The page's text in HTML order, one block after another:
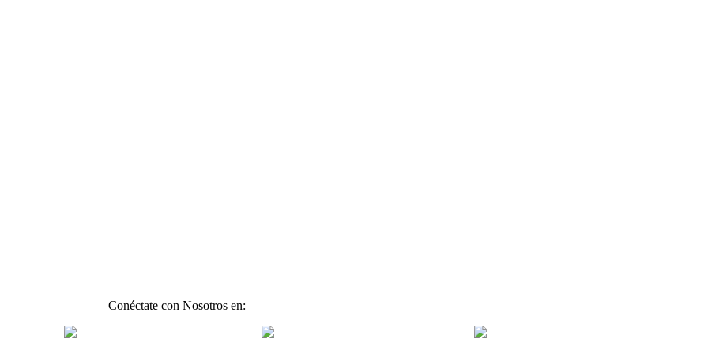
Conéctate con Nosotros en: